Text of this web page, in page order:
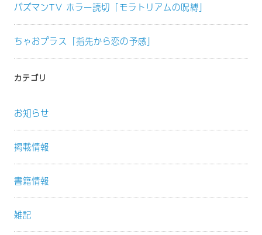
バズマンTV ホラー読切「モラトリアムの呪縛」
ちゃおプラス「指先から恋の予感」
カテゴリ
お知らせ
掲載情報
書籍情報
雑記